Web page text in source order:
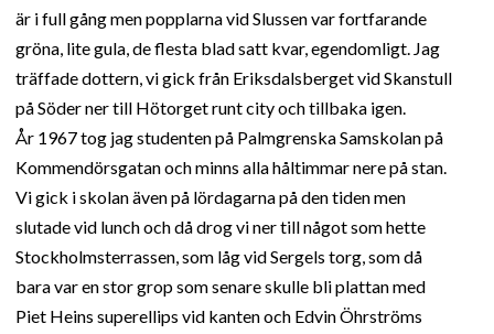
är i full gång men popplarna vid Slussen var fortfarande
gröna, lite gula, de flesta blad satt kvar, egendomligt. Jag
träffade dottern, vi gick från Eriksdalsberget vid Skanstull
på Söder ner till Hötorget runt city och tillbaka igen.
År 1967 tog jag studenten på Palmgrenska Samskolan på
Kommendörsgatan och minns alla håltimmar nere på stan.
Vi gick i skolan även på lördagarna på den tiden men
slutade vid lunch och då drog vi ner till något som hette
Stockholmsterrassen, som låg vid Sergels torg, som då
bara var en stor grop som senare skulle bli plattan med
Piet Heins superellips vid kanten och Edvin Öhrströms